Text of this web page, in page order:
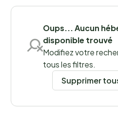
Sauvegarder les filtres
Oups... Aucun
disponible trouvé
Modifiez votre
tous les filtres.
Supprimer